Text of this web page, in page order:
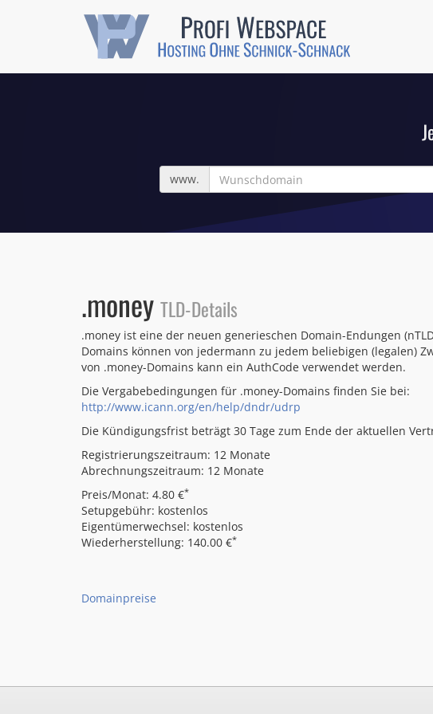
Wunschdomain
www.
.money TLD-Details
.money ist eine der neuen generieschen Domain-Endungen
Domains können von jedermann zu jedem beliebigen (legalen)
von .money-Domains kann ein AuthCode verwendet werden.
Die Vergabebedingungen für .money-Domains finden Sie bei:
http://www.icann.org/en/help/dndr/udrp
Die Kündigungsfrist beträgt 30 Tage zum Ende der aktuellen
Registrierungszeitraum: 12 Monate
Abrechnungszeitraum: 12 Monate
Preis/Monat: 4.80 €*
Setupgebühr: kostenlos
Eigentümerwechsel: kostenlos
Wiederherstellung: 140.00 €*
Domainpreise